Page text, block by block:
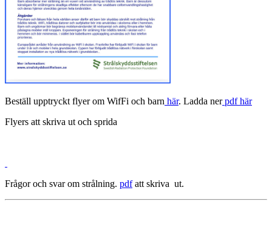
Beställ upptryckt flyer om WifFi och barn här. Ladda nerpdf här
Flyers att skriva ut och sprida
Frågor och svar om strålning. pdfatt skriva ut.